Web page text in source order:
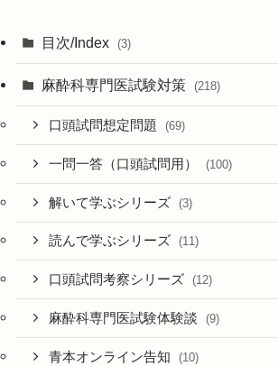
目次/Index (3)
麻酔科専門医試験対策 (218)
口頭試問想定問題 (69)
一問一答（口頭試問用） (100)
解いて学ぶシリーズ (3)
読んで学ぶシリーズ (11)
口頭試問考察シリーズ (12)
麻酔科専門医試験体験談 (9)
青本オンライン告知 (10)